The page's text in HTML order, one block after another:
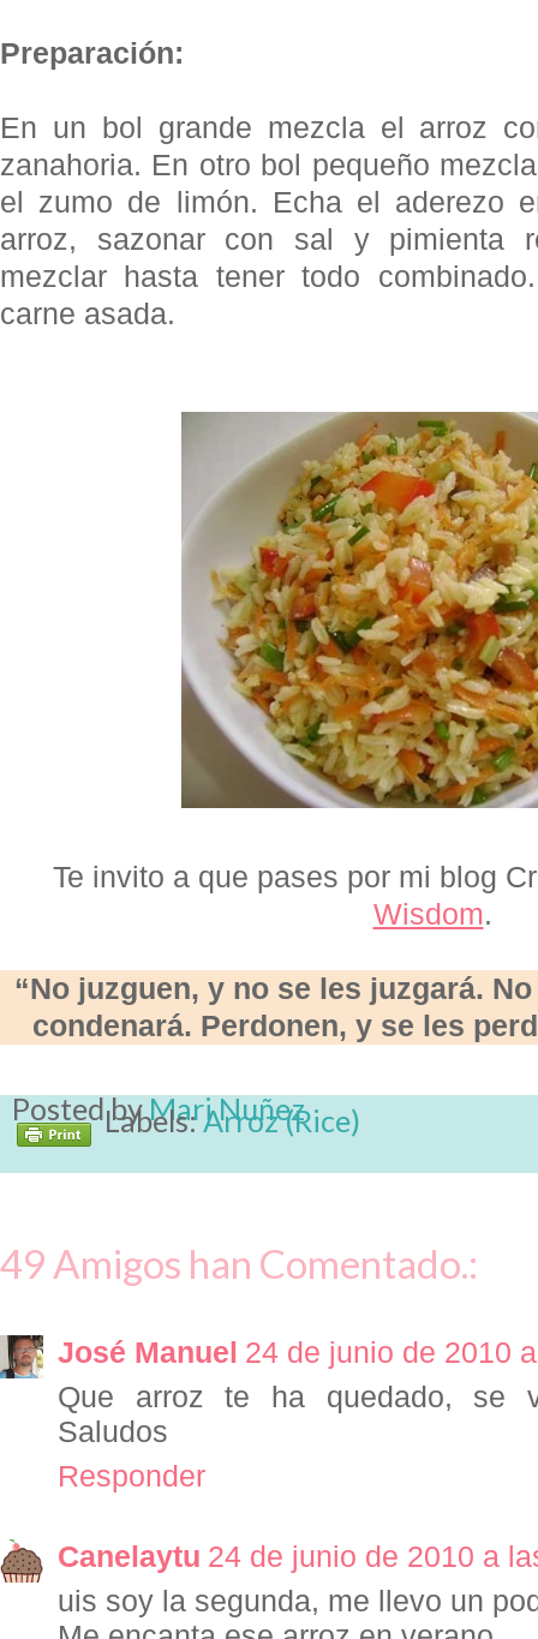
Preparación:
En un bol grande mezcla el arroz
zanahoria. En otro bol pequeño
el zumo de limón. Echa el aderezo
arroz, sazonar con sal y pimienta
mezclar hasta tener todo
carne asada.
Te invito a que pases por mi blog
Wisdom.
“No juzguen, y no se les juzgará.
condenará. Perdonen, y se les
Posted byMari Nuñez
Labels:Arroz (Rice)
49 Amigos han Comentado.:
José Manuel 24 de junio de 2010
Que arroz te ha quedado, se
Saludos
Responder
Canelaytu 24 de junio de 2010 a
uis soy la segunda, me llevo un